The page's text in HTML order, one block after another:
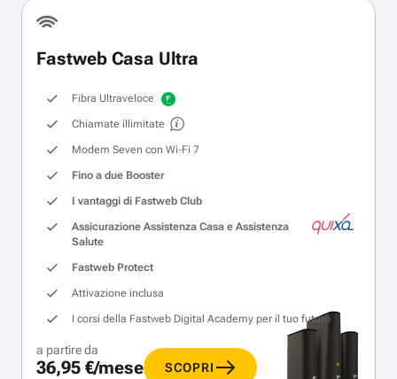
Fastweb Casa Ultra
Fibra Ultraveloce
Chiamate illimitate
Modem Seven con Wi‑Fi 7
Fino a due Booster
I vantaggi di Fastweb Club
Assicurazione Assistenza Casa e Assistenza
Salute
Fastweb Protect
Attivazione inclusa
I corsi della Fastweb Digital Academy per il tuo futuro
a partire da
36,95 €/mese SCOPRI